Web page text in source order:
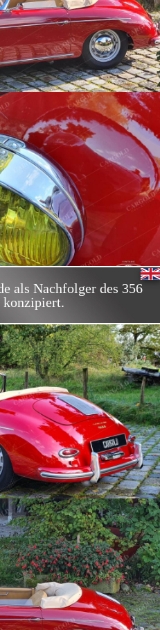
als Nachfolger des 356
konzipiert.